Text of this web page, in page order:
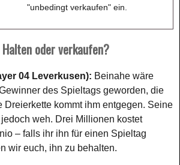
"unbedingt verkaufen" ein.
oder verkaufen?
04 Leverkusen): Beinahe wäre
des Spieltags geworden, die
Dreierkette kommt ihm entgegen. Seine
weh. Drei Millionen kostet
– falls ihr ihn für einen Spieltag
wir euch, ihn zu behalten.